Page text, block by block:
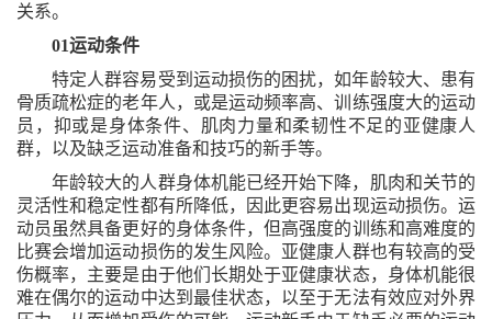
关系。
01运动条件
特定人群容易受到运动损伤的困扰，如年龄较大、患有
骨质疏松症的老年人，或是运动频率高、训练强度大的运动
员，抑或是身体条件、肌肉力量和柔韧性不足的亚健康人
群，以及缺乏运动准备和技巧的新手等。
年龄较大的人群身体机能已经开始下降，肌肉和关节的
灵活性和稳定性都有所降低，因此更容易出现运动损伤。运
动员虽然具备更好的身体条件，但高强度的训练和高难度的
比赛会增加运动损伤的发生风险。亚健康人群也有较高的受
伤概率，主要是由于他们长期处于亚健康状态，身体机能很
难在偶尔的运动中达到最佳状态，以至于无法有效应对外界